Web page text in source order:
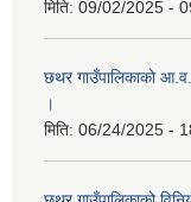
मिति: 09/02/2025 -
छथर गाउँपालिकाको
।
मिति: 06/24/2025 -